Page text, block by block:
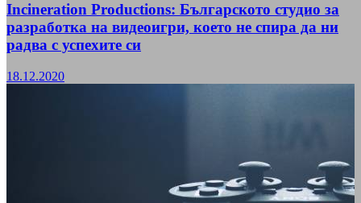
Incineration Productions: Българското студио за
разработка на видеоигри, което не спира да ни
радва с успехите си
18.12.2020